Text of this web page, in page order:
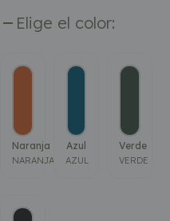
Elige el color:
Naranja
NARANJA
Azul
AZUL
Verde
VERDE